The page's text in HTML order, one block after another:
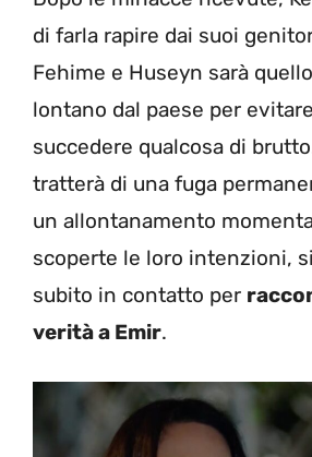
di farla rapire dai suoi
Fehime e Huseyn sarà
lontano dal paese per
succedere qualcosa di
tratterà di una fuga
un allontanamento
scoperte le loro intenzioni,
subito in contatto per
verità a Emir.